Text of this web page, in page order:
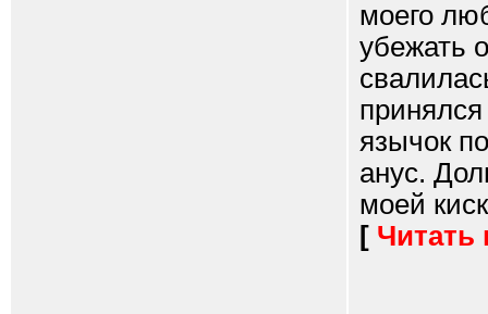
моего
убежать
язычок
анус.
моей
[ Читать